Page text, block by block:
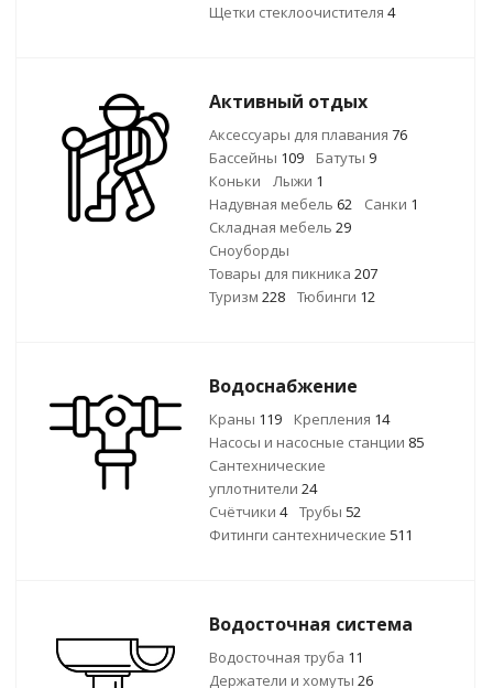
Щетки стеклоочистителя 4
Активный отдых
Аксессуары для плавания 76
Бассейны 109 Батуты 9
Коньки
Лыжи 1
Надувная мебель 62 Санки 1
Складная мебель 29
Сноуборды
Товары для пикника 207
Туризм 228 Тюбинги 12
Водоснабжение
Краны 119 Крепления 14
Насосы и насосные станции 85
Сантехнические
уплотнители 24
Счётчики 4 Трубы 52
Фитинги сантехнические 511
Водосточная система
Водосточная труба 11
Держатели и хомуты 26